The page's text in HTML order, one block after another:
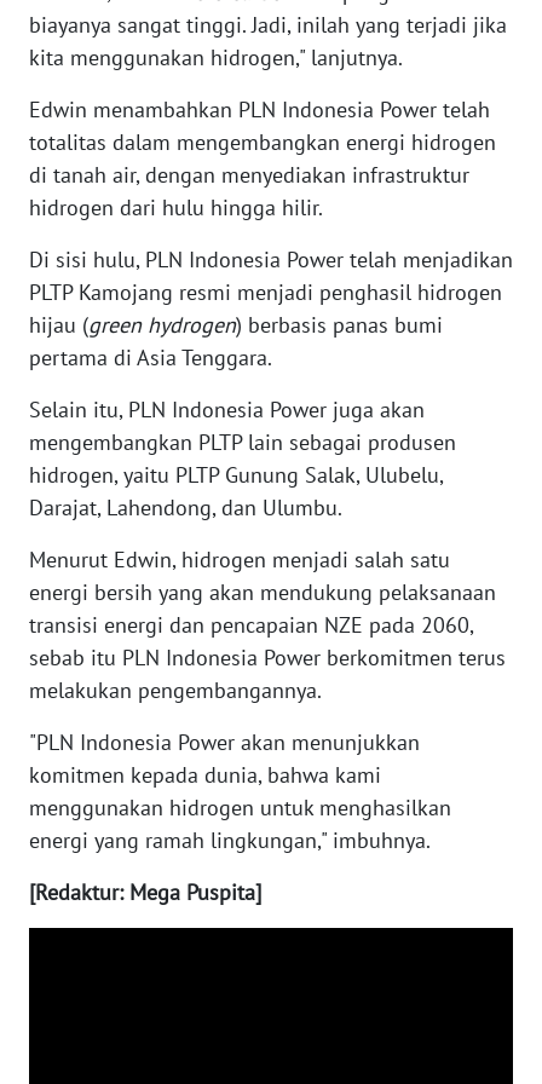
biayanya sangat tinggi. Jadi, inilah yang terjadi jika
kita menggunakan hidrogen," lanjutnya.
Edwin menambahkan PLN Indonesia Power telah
totalitas dalam mengembangkan energi hidrogen
di tanah air, dengan menyediakan infrastruktur
hidrogen dari hulu hingga hilir.
Di sisi hulu, PLN Indonesia Power telah menjadikan
PLTP Kamojang resmi menjadi penghasil hidrogen
hijau (green hydrogen) berbasis panas bumi
pertama di Asia Tenggara.
Selain itu, PLN Indonesia Power juga akan
mengembangkan PLTP lain sebagai produsen
hidrogen, yaitu PLTP Gunung Salak, Ulubelu,
Darajat, Lahendong, dan Ulumbu.
Menurut Edwin, hidrogen menjadi salah satu
energi bersih yang akan mendukung pelaksanaan
transisi energi dan pencapaian NZE pada 2060,
sebab itu PLN Indonesia Power berkomitmen terus
melakukan pengembangannya.
"PLN Indonesia Power akan menunjukkan
komitmen kepada dunia, bahwa kami
menggunakan hidrogen untuk menghasilkan
energi yang ramah lingkungan," imbuhnya.
[Redaktur: Mega Puspita]
WN
WN
KALSEL
KALTIM
WN
SULSEL
WN
GORONTALO
WN
WN
MALUKU
WN
WN
DANAU